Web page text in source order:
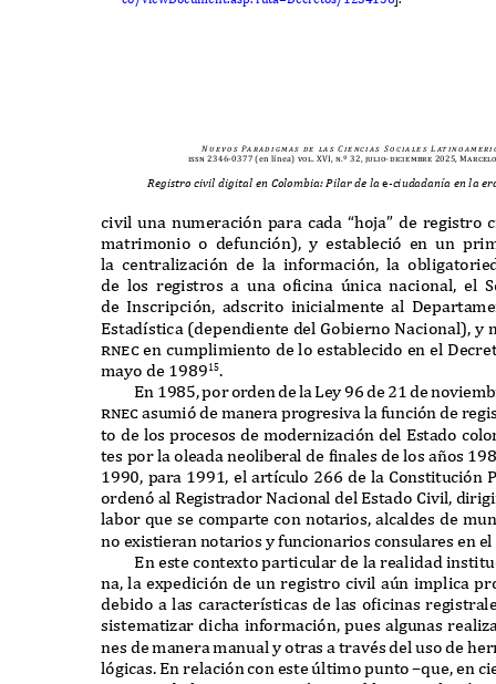
N u e v o s Pa r a d i g m a s d e l a s C i e n c i a s S o c i a l e s L at i n o a m e r i
issn 2346-0377(en línea) vol. XVI, n.º 32, julio-diciembre 2025,
Registro civil digital en Colombia: Pilar de lae-ciudadanía en la
civil una numeración para cada“hoja”de registro
matrimonio o defunción), y estableció en un
la centralización de la información,la
de los registros a una oficina única nacional,el S
de Inscripción, adscrito inicialmente al D
Estadística (dependiente del Gobierno Nacional),y
rnecen cumplimiento de lo establecido en el D
mayo de 198915.
En 1985,por orden de laLey96de21de
rnecasumióde manera progresiva lafunción de
to de los procesos de modernización del Estado
tes por la oleada neoliberal de finales de los años
1990, para 1991, el artículo 266de la Constitución P
ordenó al Registrador Nacional del Estado Civil,
labor que se comparte con notarios,alcaldes de
no existieran notarios yfuncionarios consulares en el
En este contexto particular de la realidad
na,la expedición de un registro civil aún implica
debido a las características de las oficinas
sistematizar dicha información,pues algunas
nes de manera manual y otras a través del uso de
lógicas. En relación con esteúltimo punto–que,en